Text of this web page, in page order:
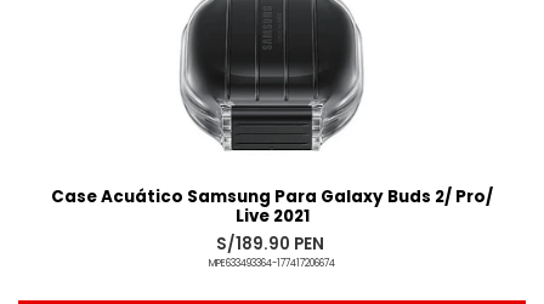
Case Acuático Samsung Para Galaxy Buds 2/ Pro/
Live 2021
S/189.90 PEN
MPE633493364-177417206674